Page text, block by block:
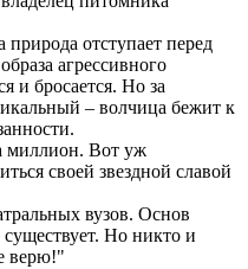
отступает перед
агрессивного
и бросается. Но за
– волчица бежит к
миллион. Вот уж
своей звездной славой
вузов. Основ
существует. Но никто и
верю!"